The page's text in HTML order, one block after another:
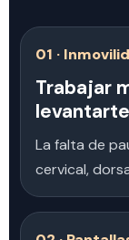
01 ·
Trabajar
levantarte
La falta de
cervical,